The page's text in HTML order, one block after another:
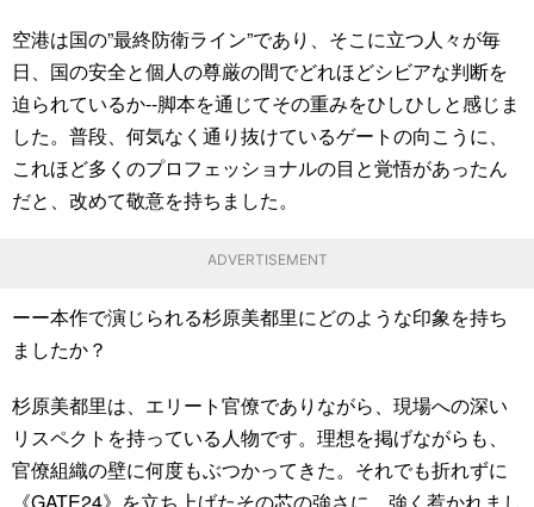
空港は国の”最終防衛ライン”であり、そこに立つ人々が毎
日、国の安全と個人の尊厳の間でどれほどシビアな判断を
迫られているか--脚本を通じてその重みをひしひしと感じま
した。普段、何気なく通り抜けているゲートの向こうに、
これほど多くのプロフェッショナルの目と覚悟があったん
だと、改めて敬意を持ちました。
ADVERTISEMENT
ーー本作で演じられる杉原美都里にどのような印象を持ち
ましたか？
杉原美都里は、エリート官僚でありながら、現場への深い
リスペクトを持っている人物です。理想を掲げながらも、
官僚組織の壁に何度もぶつかってきた。それでも折れずに
《GATE24》を立ち上げたその芯の強さに、強く惹かれまし